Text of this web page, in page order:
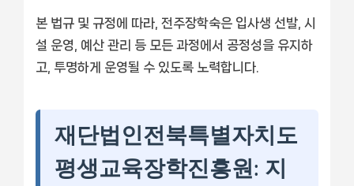
본 법규 및 규정에 따라, 전주장학숙은 입사생 선발, 시
설 운영, 예산 관리 등 모든 과정에서 공정성을 유지하
고, 투명하게 운영될 수 있도록 노력합니다.
재단법인전북특별자치도
평생교육장학진흥원: 지